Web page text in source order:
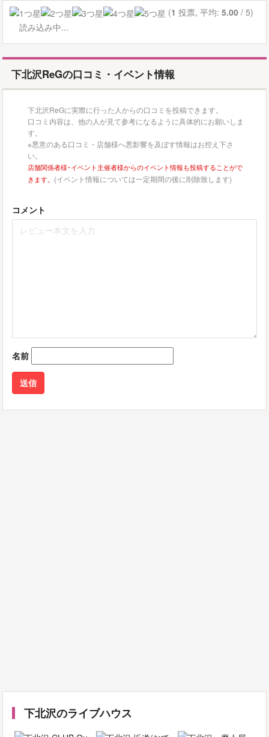
(1 投票, 平均: 5.00 / 5)
読み込み中...
下北沢ReGの口コミ・イベント情報
下北沢ReGに実際に行った人からの口コミを投稿できます。
口コミ内容は、他の人が見て参考になるように具体的にお願いしま
す。
※悪意のある口コミ・店舗様へ悪影響を及ぼす情報はお控え下さ
い。
店舗関係者様･イベント主催者様からのイベント情報も投稿することがで
きます。 (イベント情報については一定期間の後に削除致します)
コメント
名前
下北沢のライブハウス